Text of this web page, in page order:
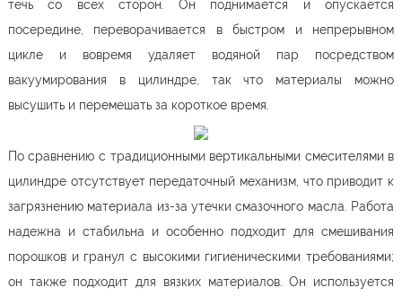
течь со всех сторон. Он поднимается и опускается
посередине, переворачивается в быстром и непрерывном
цикле и вовремя удаляет водяной пар посредством
вакуумирования в цилиндре, так что материалы можно
высушить и перемешать за короткое время.
По сравнению с традиционными вертикальными смесителями в
цилиндре отсутствует передаточный механизм, что приводит к
загрязнению материала из-за утечки смазочного масла. Работа
надежна и стабильна и особенно подходит для смешивания
порошков и гранул с высокими гигиеническими требованиями;
он также подходит для вязких материалов. Он используется